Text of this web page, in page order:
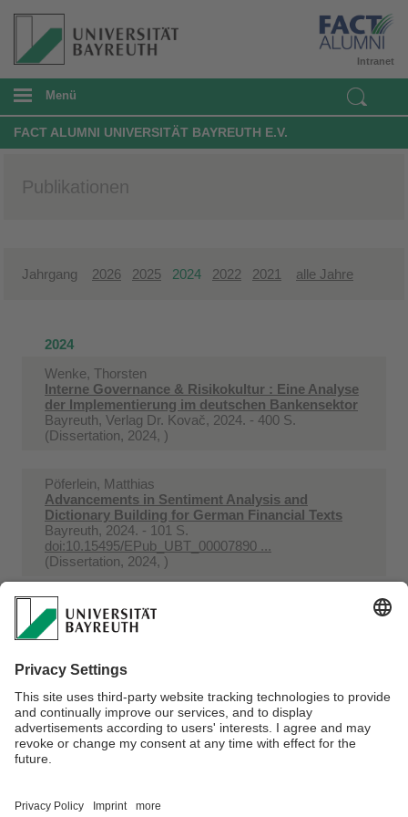
Intranet
Menü
FACT ALUMNI UNIVERSITÄT BAYREUTH E.V.
Publikationen
Jahrgang 2026 2025 2024 2022 2021 alle Jahre
2024
Wenke, Thorsten
Interne Governance & Risikokultur : Eine Analyse
der Implementierung im deutschen Bankensektor
Bayreuth, Verlag Dr. Kovač, 2024. - 400 S.
(Dissertation, 2024, )
Pöferlein, Matthias
Advancements in Sentiment Analysis and
Dictionary Building for German Financial Texts
Bayreuth, 2024. - 101 S.
doi:10.15495/EPub_UBT_00007890 ...
(Dissertation, 2024, )
Contala, Tobias; Gerk, Alexander-Michael; Höttler,
Johannes; Büttner, Ricardo
Topic Trends in Sustainability Disclosure of
Based Anal ...
doi:10.15495/EPub_UBT_00008373 ...